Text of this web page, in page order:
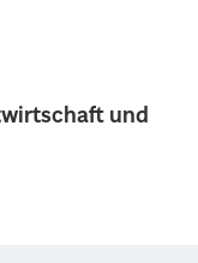
und